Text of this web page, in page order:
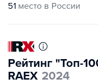
51 место в России
Рейтинг "Топ-
RAEX 2024